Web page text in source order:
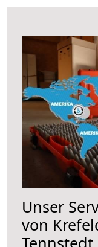
Unser
von
Tennstedt